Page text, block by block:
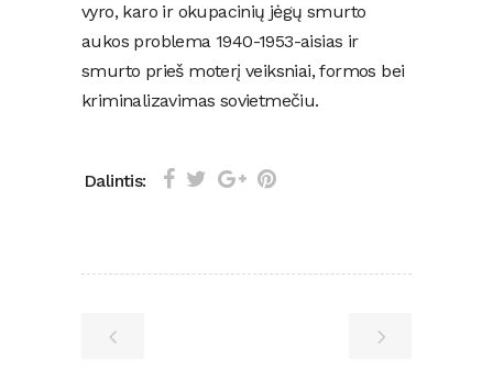
vyro, karo ir okupacinių jėgų smurto
aukos problema 1940-1953-aisias ir
smurto prieš moterį veiksniai, formos bei
kriminalizavimas sovietmečiu.
Dalintis: